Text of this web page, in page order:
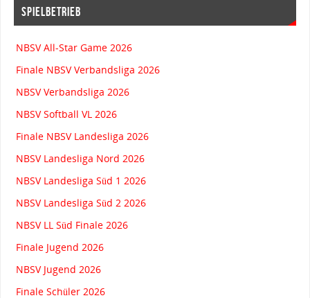
SPIELBETRIEB
NBSV All-Star Game 2026
Finale NBSV Verbandsliga 2026
NBSV Verbandsliga 2026
NBSV Softball VL 2026
Finale NBSV Landesliga 2026
NBSV Landesliga Nord 2026
NBSV Landesliga Süd 1 2026
NBSV Landesliga Süd 2 2026
NBSV LL Süd Finale 2026
Finale Jugend 2026
NBSV Jugend 2026
Finale Schüler 2026